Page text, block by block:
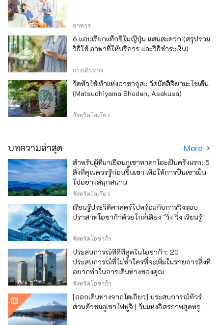
อาหาร
6 แอปเรียกแท็กซี่ในญี่ปุ่น แสนสะดวก (สรุปรวม
วิธีใช้ ภาษาที่ให้บริการ และวิธีชำระเงิน)
การเดินทาง
วัดหัวไช้เท้าแห่งอาซากุสะ วัดมัตสึจิยามะโชเด็น
(Matsuchiyama Shoden, Asakusa)
จังหวัดโตเกียว
บทความล่าสุด More
สำหรับผู้ที่มาเยือนภูเขาทาคาโอะเป็นครั้งแรก: 5
สิ่งที่คุณควรรู้ก่อนขึ้นเขา เพื่อให้การปีนเขาเป็น
ไปอย่างสนุกสนาน
จังหวัดโตเกียว
เรียนรู้ประวัติศาสตร์ไปพร้อมกับการวิ่งรอบ
ปราสาทโอซาก้าด้วยไกด์เสียง "วิ่ง วิ่ง เรียนรู้"
จังหวัดโอซาก้า
ประสบการณ์ที่ดีที่สุดในโอซาก้า: 20
ประสบการณ์ที่ไม่ซ้ำใครที่จะเพิ่มในรายการสิ่งที่
อยากทำในการเดินทางของคุณ
จังหวัดโอซาก้า
[ออกเดินทางจากโตเกียว] ประสบการณ์ทัวร์
ส่วนตัวชมภูเขาไฟฟูจิ | วันแห่งอิสรภาพสุดหรู